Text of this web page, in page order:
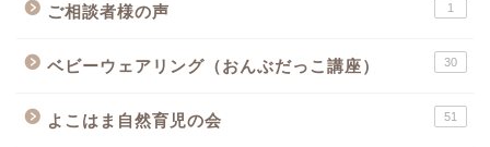
ご相談者様の声 1
ベビーウェアリング（おんぶだっこ講座） 30
よこはま自然育児の会 51